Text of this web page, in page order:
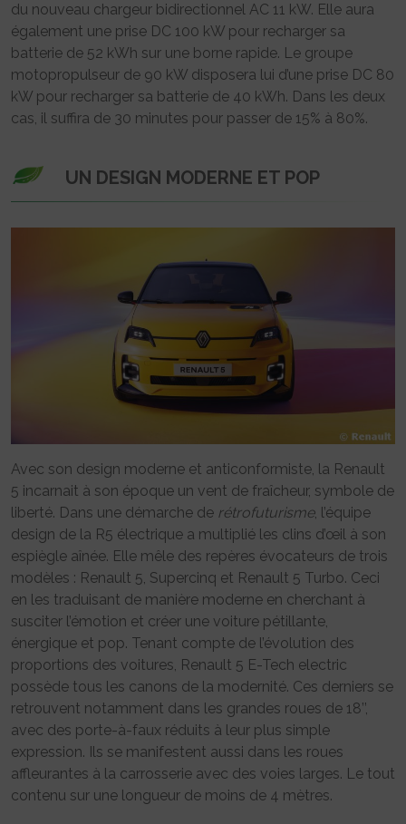
du nouveau chargeur bidirectionnel AC 11 kW. Elle aura
également une prise DC 100 kW pour recharger sa
batterie de 52 kWh sur une borne rapide. Le groupe
motopropulseur de 90 kW disposera lui d’une prise DC 80
kW pour recharger sa batterie de 40 kWh. Dans les deux
cas, il suffira de 30 minutes pour passer de 15% à 80%.
UN DESIGN MODERNE ET POP
Avec son design moderne et anticonformiste, la Renault
5 incarnait à son époque un vent de fraîcheur, symbole de
liberté. Dans une démarche de rétrofuturisme, l’équipe
design de la R5 électrique a multiplié les clins d’œil à son
espiègle aînée. Elle mêle des repères évocateurs de trois
modèles : Renault 5, Supercinq et Renault 5 Turbo. Ceci
en les traduisant de manière moderne en cherchant à
susciter l’émotion et créer une voiture pétillante,
énergique et pop. Tenant compte de l’évolution des
proportions des voitures, Renault 5 E-Tech electric
possède tous les canons de la modernité. Ces derniers se
retrouvent notamment dans les grandes roues de 18’’,
avec des porte-à-faux réduits à leur plus simple
expression. Ils se manifestent aussi dans les roues
affleurantes à la carrosserie avec des voies larges. Le tout
contenu sur une longueur de moins de 4 mètres.